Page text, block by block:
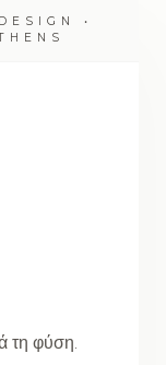
•
τη φύση.